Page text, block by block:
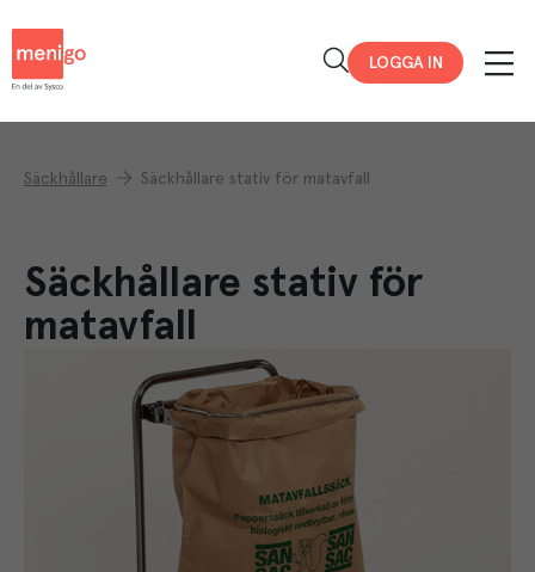
LOGGA IN
Säckhållare Säckhållare stativ för matavfall
Säckhållare stativ för
matavfall